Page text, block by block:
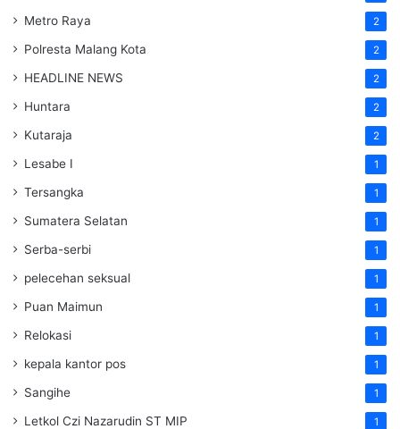
Metro Raya 2
Polresta Malang Kota 2
HEADLINE NEWS 2
Huntara 2
Kutaraja 2
Lesabe I 1
Tersangka 1
Sumatera Selatan 1
Serba-serbi 1
pelecehan seksual 1
Puan Maimun 1
Relokasi 1
kepala kantor pos 1
Sangihe 1
Letkol Czi Nazarudin ST MIP 1